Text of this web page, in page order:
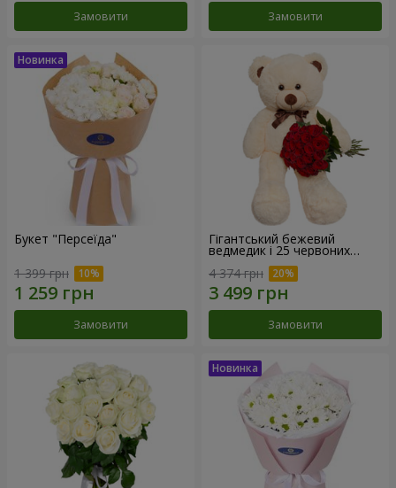
Замовити Замовити
Букет "Персеїда"
1 399 грн
Замовити
Гігантський бежевий
ведмедик і 25 червоних
троянд
4 374 грн
Замовити